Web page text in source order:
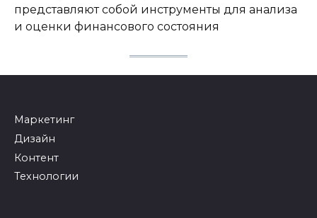
представляют собой инструменты для анализа
и оценки финансового состояния
Маркетинг
Дизайн
Контент
Технологии